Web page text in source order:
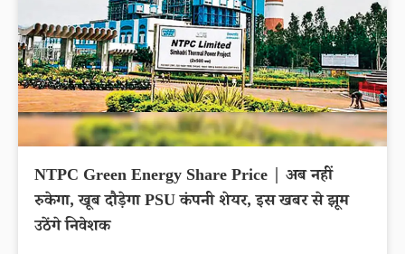
NTPC Green Energy Share Price | अब नहीं
रुकेगा, खूब दौड़ेगा PSU कंपनी शेयर, इस खबर से झूम
उठेंगे निवेशक